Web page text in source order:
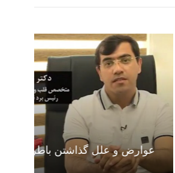
باطری قلب +ویدئو